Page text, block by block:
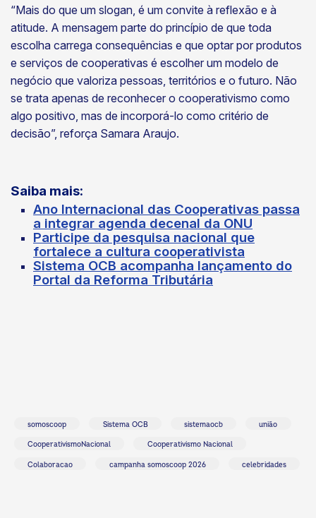
“Mais do que um slogan, é um convite à reflexão e à
atitude. A mensagem parte do princípio de que toda
escolha carrega consequências e que optar por produtos
e serviços de cooperativas é escolher um modelo de
negócio que valoriza pessoas, territórios e o futuro. Não
se trata apenas de reconhecer o cooperativismo como
algo positivo, mas de incorporá-lo como critério de
decisão”, reforça Samara Araujo.
Saiba mais:
Ano Internacional das Cooperativas passa
a integrar agenda decenal da ONU
Participe da pesquisa nacional que
fortalece a cultura cooperativista
Sistema OCB acompanha lançamento do
Portal da Reforma Tributária
somoscoop Sistema OCB sistemaocb união
CooperativismoNacional Cooperativismo Nacional
Colaboracao campanha somoscoop 2026 celebridades